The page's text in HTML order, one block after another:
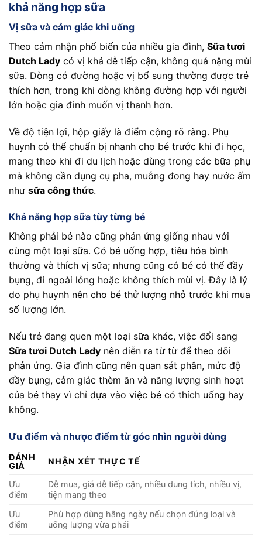
khả năng hợp sữa
Vị sữa và cảm giác khi uống
Theo cảm nhận phổ biến của nhiều gia đình, Sữa tươi
Dutch Lady có vị khá dễ tiếp cận, không quá nặng mùi
sữa. Dòng có đường hoặc vị bổ sung thường được trẻ
thích hơn, trong khi dòng không đường hợp với người
lớn hoặc gia đình muốn vị thanh hơn.
Về độ tiện lợi, hộp giấy là điểm cộng rõ ràng. Phụ
huynh có thể chuẩn bị nhanh cho bé trước khi đi học,
mang theo khi đi du lịch hoặc dùng trong các bữa phụ
mà không cần dụng cụ pha, muỗng đong hay nước ấm
như sữa công thức.
Khả năng hợp sữa tùy từng bé
Không phải bé nào cũng phản ứng giống nhau với
cùng một loại sữa. Có bé uống hợp, tiêu hóa bình
thường và thích vị sữa; nhưng cũng có bé có thể đầy
bụng, đi ngoài lỏng hoặc không thích mùi vị. Đây là lý
do phụ huynh nên cho bé thử lượng nhỏ trước khi mua
số lượng lớn.
Nếu trẻ đang quen một loại sữa khác, việc đổi sang
Sữa tươi Dutch Lady nên diễn ra từ từ để theo dõi
phản ứng. Gia đình cũng nên quan sát phân, mức độ
đầy bụng, cảm giác thèm ăn và năng lượng sinh hoạt
của bé thay vì chỉ dựa vào việc bé có thích uống hay
không.
Ưu điểm và nhược điểm từ góc nhìn người dùng
ĐÁNH
GIÁ
NHẬN XÉT THỰC TẾ
Ưu
điểm
Dễ mua, giá dễ tiếp cận, nhiều dung tích, nhiều vị,
tiện mang theo
Ưu
điểm
Phù hợp dùng hằng ngày nếu chọn đúng loại và
uống lượng vừa phải